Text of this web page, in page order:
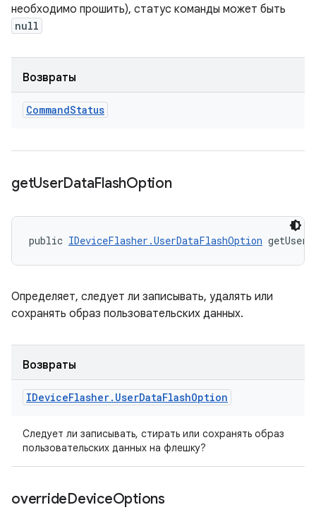
необходимо прошить), статус команды может быть
null
Возвраты
CommandStatus
getUserDataFlashOption
public IDeviceFlasher.UserDataFlashOption
Определяет, следует ли записывать, удалять или
сохранять образ пользовательских данных.
Возвраты
IDeviceFlasher. UserDataFlashOption
Следует ли записывать, стирать или сохранять образ
пользовательских данных на флешку?
overrideDeviceOptions